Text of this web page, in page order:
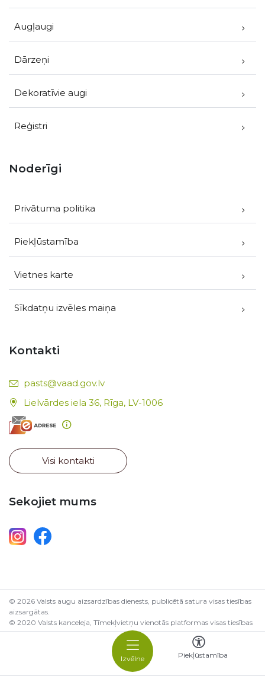
Izvēlne Piekļūstamība
Augļaugi
Dārzeņi
Dekoratīvie augi
Reģistri
Noderīgi
Privātuma politika
Piekļūstamība
Vietnes karte
Sīkdatņu izvēles maiņa
Kontakti
E-pasts:
pasts@vaad.gov.lv
Lielvārdes iela 36, Rīga, LV-1006
Visi kontakti
Sekojiet mums
© 2026 Valsts augu aizsardzības dienests, publicētā satura visas tiesības
aizsargātas.
© 2020 Valsts kanceleja, Tīmekļvietņu vienotās platformas visas tiesības
aizsargātas.